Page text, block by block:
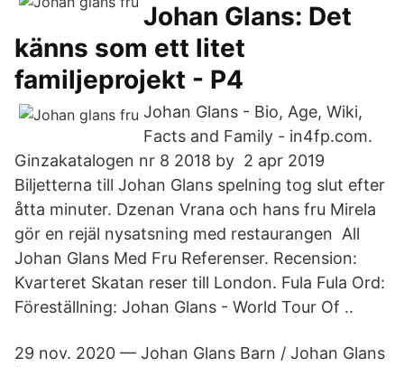
Johan Glans: Det
känns som ett litet
familjeprojekt - P4
Johan Glans - Bio, Age, Wiki,
Facts and Family - in4fp.com.
Ginzakatalogen nr 8 2018 by 2 apr 2019
Biljetterna till Johan Glans spelning tog slut efter
åtta minuter. Dzenan Vrana och hans fru Mirela
gör en rejäl nysatsning med restaurangen All
Johan Glans Med Fru Referenser. Recension:
Kvarteret Skatan reser till London. Fula Fula Ord:
Föreställning: Johan Glans - World Tour Of ..
29 nov. 2020 — Johan Glans Barn / Johan Glans